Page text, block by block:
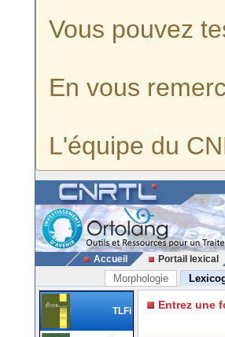
Vous pouvez
En vous
L'équipe du
Accueil Portail lexical
Morphologie
TLFi Entrez une